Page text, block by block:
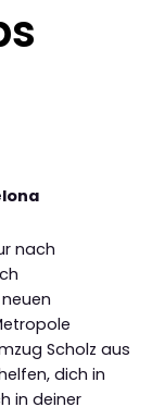
nach
Scholz aus
dich in
in deiner